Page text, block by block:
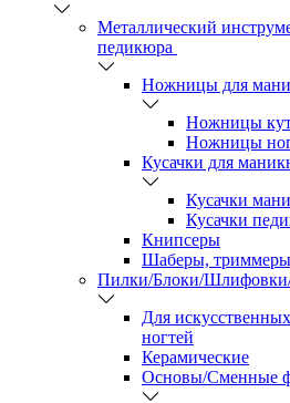
Металлический
педикюра
Ножницы для
Ножницы
Ножницы
Кусачки для
Кусачки
Кусачки
Книпсеры
Шаберы,
Пилки/Блоки/
Для
ногтей
Керамические
Основы/Сменные